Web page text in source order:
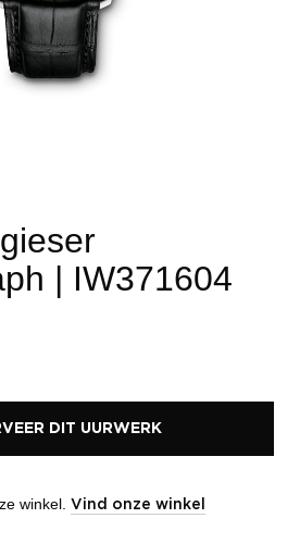
| IW371604
DIT UURWERK
winkel. Vind onze winkel